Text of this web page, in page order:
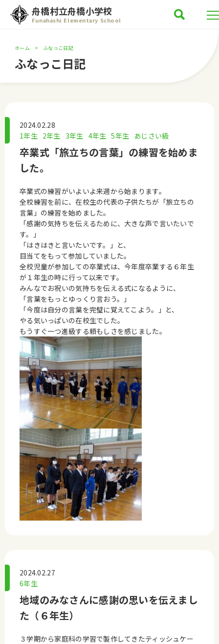
舟橋村立舟橋小学校
Funahashi Elementary School
ホーム ふなっこ日記
ふなっこ日記
2024.02.28
1年生 2年生 3年生 4年生 5年生 あじさい級
卒業式「旅立ちの言葉」の練習を始めま
した。
卒業式の練習がいよいよ来週から始まります。
全校練習を前に、在校生の代表の子供たちが「旅立ちの
言葉」の練習を始めました。
「感謝の気持ちを伝えるために、大きな声で言いたいで
す。」
「はきはきと言いたいです。」と、
目当てをもって参加していました。
全校児童が参加しての卒業式は、今年度卒業する６年生
が１年生の時に行って以来です。
みんなでお祝いの気持ちを伝える式になるように、
「言葉をもっとゆっくり言おう。」
「今度は自分の言葉を完璧に覚えてこよう。」と、
やる気いっぱいの在校生でした。
もうすぐ一つ進級する頼もしさを感じました。
2024.02.27
6年生
地域のみなさんに感謝の思いを伝えまし
た（６年生）
３学期から家庭科の学習で製作してきたティッシュケー